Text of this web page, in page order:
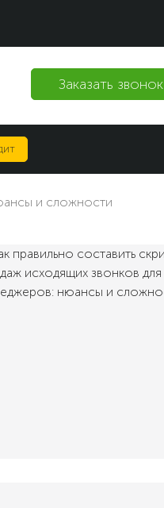
Заказать звонок
и сложности